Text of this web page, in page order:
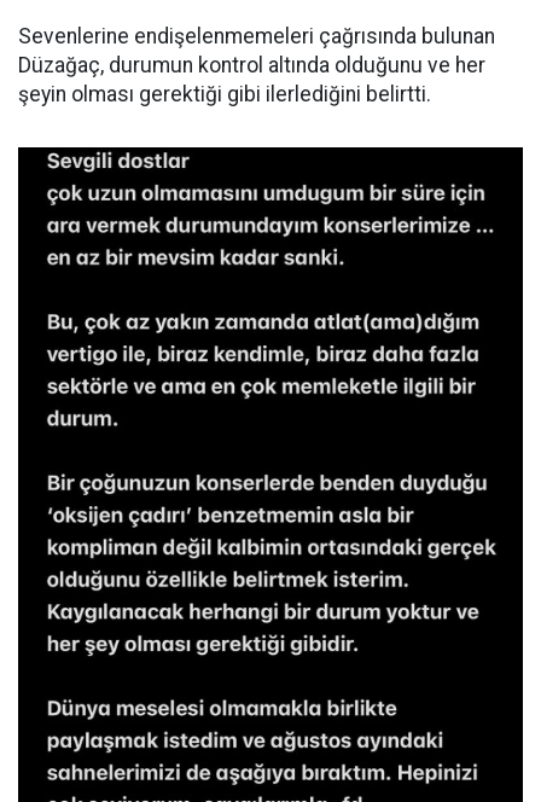
Sevenlerine endişelenmemeleri çağrısında bulunan
Düzağaç, durumun kontrol altında olduğunu ve her
şeyin olması gerektiği gibi ilerlediğini belirtti.